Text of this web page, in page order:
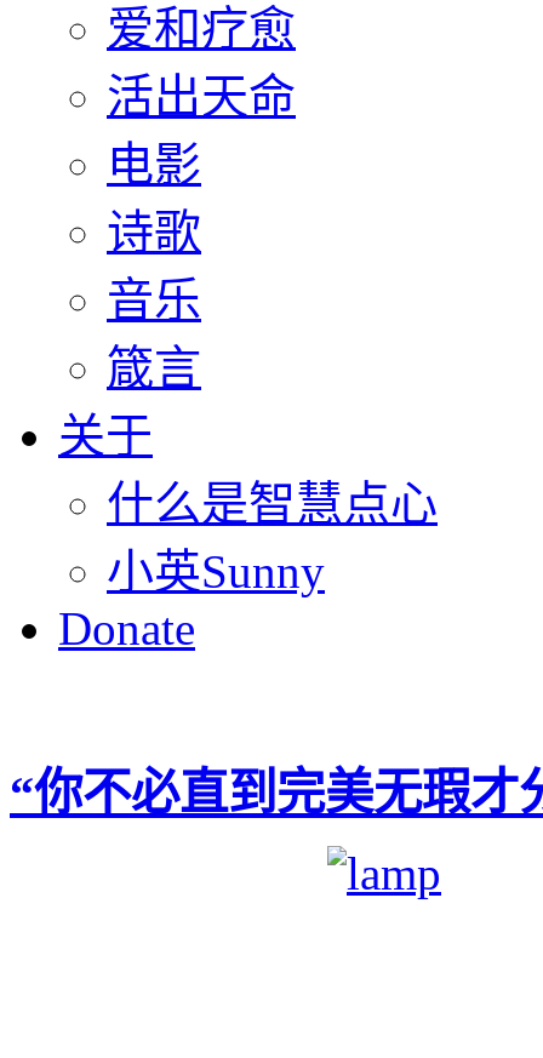
爱和疗愈
活出天命
电影
诗歌
音乐
箴言
关于
什么是智慧点心
小英Sunny
Donate
“你不必直到完美无瑕才